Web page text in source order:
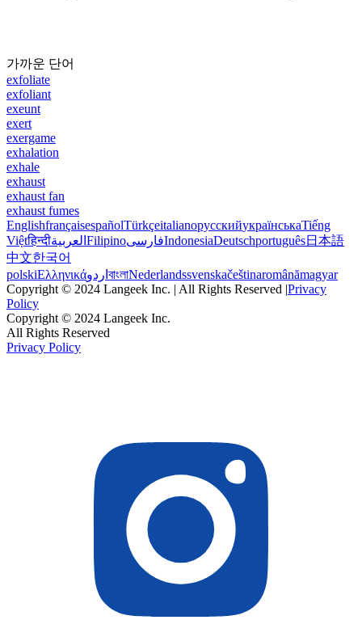
가까운 단어
exfoliate
exfoliant
exeunt
exert
exergame
exhalation
exhale
exhaust
exhaust fan
exhaust fumes
EnglishfrançaisespañolTürkçeitalianoрусскийукраїнськаTiếng
Việtहिन्दीالعربية FilipinoفارسیIndonesiaDeutschportuguês日本語
中文한국어
polskiΕλληνικάاردو বাংলাNederlandssvenskačeštinaromânămagyar
Copyright © 2024 Langeek Inc. | All Rights Reserved |Privacy
Policy
Copyright © 2024 Langeek Inc.
All Rights Reserved
Privacy Policy